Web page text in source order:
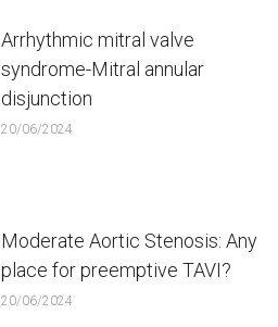
Arrhythmic mitral valve
syndrome-Mitral annular
disjunction
20/06/2024
Moderate Aortic Stenosis: Any
place for preemptive TAVI?
20/06/2024